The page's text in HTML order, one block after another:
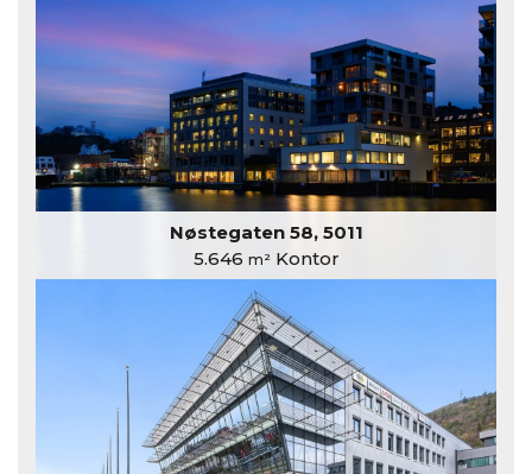
Nøstegaten 58, 5011
5.646 m²Kontor